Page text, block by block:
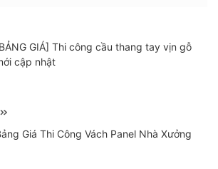
GIÁ] Thi công cầu thang tay vịn gỗ
cập nhật
Giá Thi Công Vách Panel Nhà Xưởng